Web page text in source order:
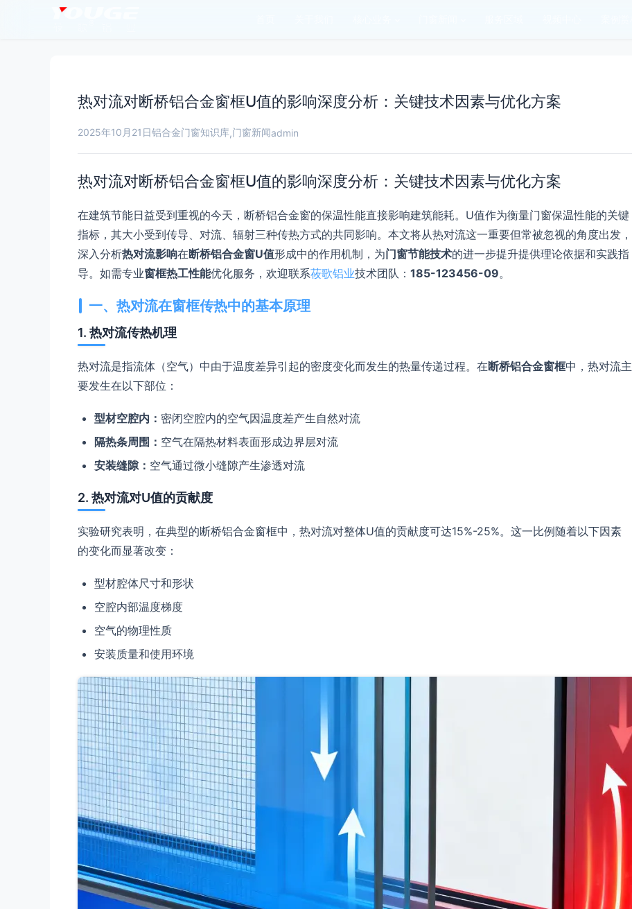
热对流对断桥铝合金窗框U值的影响深度分析：关键技术因素与优化方案
2025年10月21日铝合金门窗知识库,门窗新闻admin
热对流对断桥铝合金窗框U值的影响深度分析：关键技术因素与优化方案
在建筑节能日益受到重视的今天，断桥铝合金窗的保温性能直接影响建筑能耗。U值作为衡量门窗保温性能的关键
指标，其大小受到传导、对流、辐射三种传热方式的共同影响。本文将从热对流这一重要但常被忽视的角度出发，
深入分析热对流影响在断桥铝合金窗U值形成中的作用机制，为门窗节能技术的进一步提升提供理论依据和实践指
导。如需专业窗框热工性能优化服务，欢迎联系莜歌铝业技术团队： 185-123456-09。
一、热对流在窗框传热中的基本原理
1. 热对流传热机理
热对流是指流体（空气）中由于温度差异引起的密度变化而发生的热量传递过程。在断桥铝合金窗框中，热对流主
要发生在以下部位：
型材空腔内： 密闭空腔内的空气因温度差产生自然对流
隔热条周围： 空气在隔热材料表面形成边界层对流
安装缝隙： 空气通过微小缝隙产生渗透对流
2. 热对流对U值的贡献度
实验研究表明，在典型的断桥铝合金窗框中，热对流对整体U值的贡献度可达15%-25%。这一比例随着以下因素
的变化而显著改变：
型材腔体尺寸和形状
空腔内部温度梯度
空气的物理性质
安装质量和使用环境